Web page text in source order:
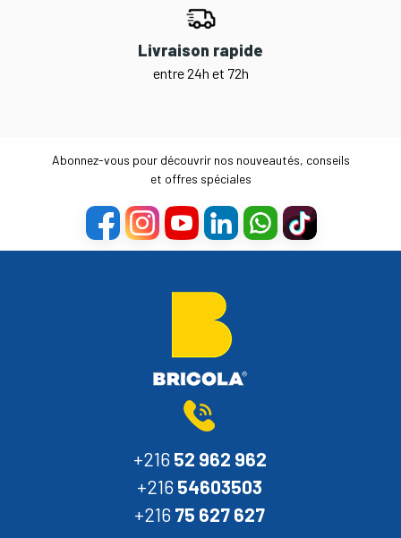
Livraison rapide
entre 24h et 72h
Abonnez-vous pour découvrir nos nouveautés, conseils
et offres spéciales
+216 52 962 962
+216 54603503
+216 75 627 627